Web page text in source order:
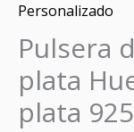
Personalizado
Pulsera
plata
plata 925